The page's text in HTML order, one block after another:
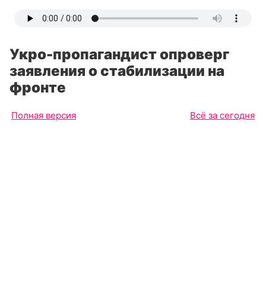
Укро-пропагандист опроверг
заявления о стабилизации на
фронте
Полная версия Всё за сегодня